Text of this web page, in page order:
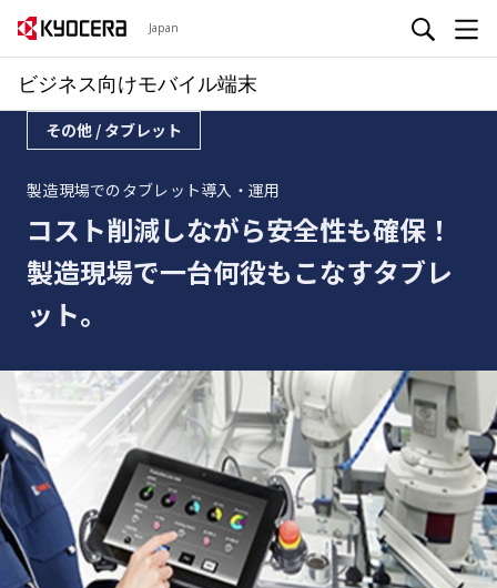
Japan
ビジネス向けモバイル端末
その他 / タブレット
製造現場でのタブレット導入・運用
コスト削減しながら安全性も確保！
製造現場で一台何役もこなすタブレ
ット。